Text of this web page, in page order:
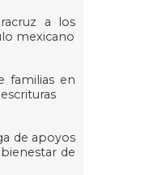
a los
mexicano
familias en
de apoyos
de